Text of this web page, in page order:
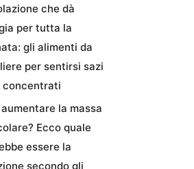
che dà
per tutta la
gli alimenti da
per sentirsi sazi
concentrati
la massa
Ecco quale
essere la
secondo gli